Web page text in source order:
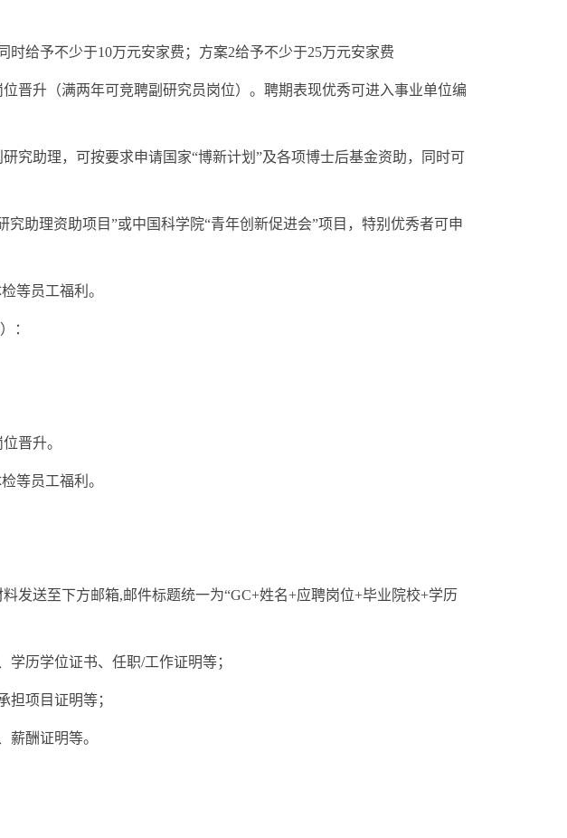
给予不少于10万元安家费；方案2给予不少于25万元安家费
升（满两年可竞聘副研究员岗位）。聘期表现优秀可进入事业单位编
助理，可按要求申请国家“博新计划”及各项博士后基金资助，同时可
助理资助项目”或中国科学院“青年创新促进会”项目，特别优秀者可申
等员工福利。
：
晋升。
等员工福利。
送至下方邮箱,邮件标题统一为“GC+姓名+应聘岗位+毕业院校+学历
历学位证书、任职/工作证明等；
项目证明等；
酬证明等。